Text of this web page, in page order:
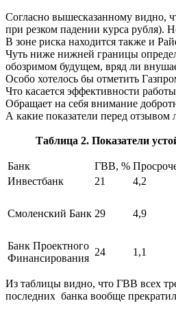
Согласно вышесказанному видно,
при резком падении курса рубля).
В зоне риска находится также и
Чуть ниже нижней границы
обозримом будущем, вряд ли
Особо хотелось бы отметить
Что касается эффективности
Обращает на себя внимание
А какие показатели перед
Таблица 2. Показатели
Банк ГВВ, %
Инвестбанк
21 4,2
Смоленский Банк 29 4,9
Банк Проектного
Финансирования
24 1,1
Из таблицы видно, что ГВВ всех
последних банка вообще